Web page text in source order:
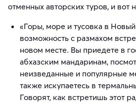
отменных авторских туров, и вот
«Горы, море и тусовка в Новый
возможность с размахом
новом месте. Вы приедете в
абхазским мандаринам,
неизведанные и популярные
также искупаетесь в
Говорят, как встретишь этот